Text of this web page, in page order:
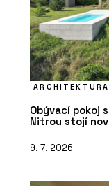
ARCHITEKTURA
Obývací pokoj
Nitrou stojí
9. 7. 2026